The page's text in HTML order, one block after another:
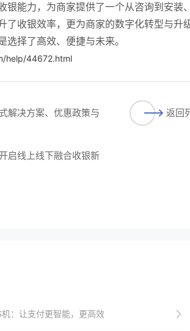
能力，为商家提供了一个从咨询到安装、
了收银效率，更为商家的数字化转型与升
择了高效、便捷与未来。
help/44672.html
解决方案、优惠政策与
启线上线下融合收银新
返回
：让支付更智能，更高效